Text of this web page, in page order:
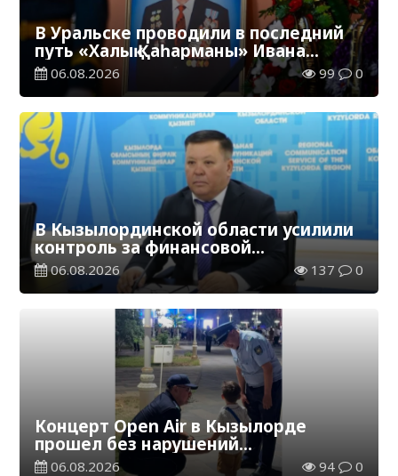
В Уральске проводили в последний
путь «Халық Қаһарманы» Ивана
Степановича Гапича
06.08.2026 99 0
В Кызылординской области усилили
контроль за финансовой
дисциплиной
06.08.2026 137 0
Концерт Open Air в Кызылорде
прошел без нарушений
общественного порядка
06.08.2026 94 0